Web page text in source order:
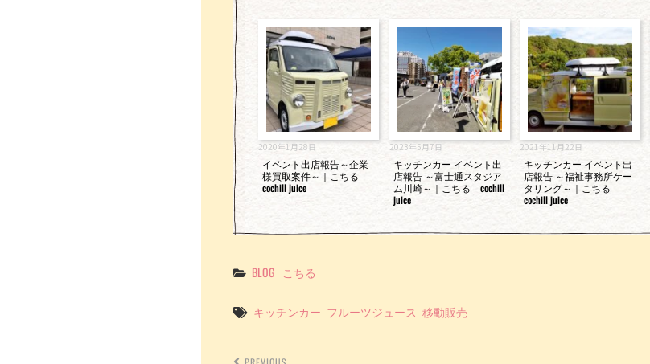
2020年1月28日
イベント出店報告～企業
様買取案件～｜こちる
cochill juice
2023年5月7日
キッチンカー イベント出
店報告 ～富士通スタジア
ム川崎～｜こちる cochill
juice
2021年11月22日
キッチンカー イベント出
店報告 ～福祉事務所ケー
タリング～｜こちる
cochill juice
Categories
BLOG こちる
Tags
キッチンカー フルーツジュース 移動販売